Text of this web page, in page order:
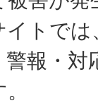
イトでは
警報・対